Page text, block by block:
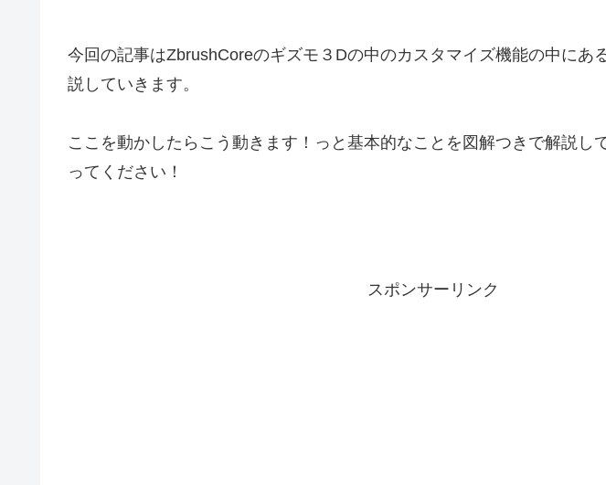
今回の記事はZbrushCoreのギズモ３Dの中のカスタマイズ機能の中にあ
説していきます。
ここを動かしたらこう動きます！っと基本的なことを図解つきで解説し
ってください！
スポンサーリンク